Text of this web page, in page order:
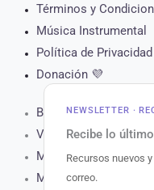
NEWSLETTER ·
Recibe lo
Recursos nuevos
correo.
Términos y
Música Instrumental
Política de Privacidad
Donación 💜
Biblia Online
Versículo del Día
Muro de Oración
Matutina para Hoy